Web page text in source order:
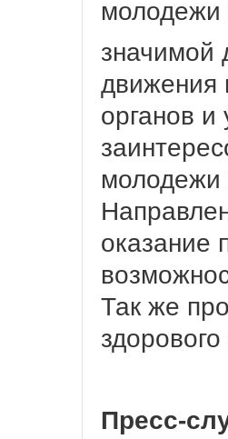
молодежи
значимой
движения
органов
молодежи
оказание
Так же
Пресс-